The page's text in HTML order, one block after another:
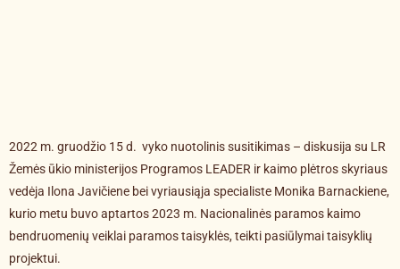
2022 m. gruodžio 15 d. vyko nuotolinis susitikimas – diskusija su LR
Žemės ūkio ministerijos Programos LEADER ir kaimo plėtros skyriaus
vedėja Ilona Javičiene bei vyriausiąja specialiste Monika Barnackiene,
kurio metu buvo aptartos 2023 m. Nacionalinės paramos kaimo
bendruomenių veiklai paramos taisyklės, teikti pasiūlymai taisyklių
projektui.